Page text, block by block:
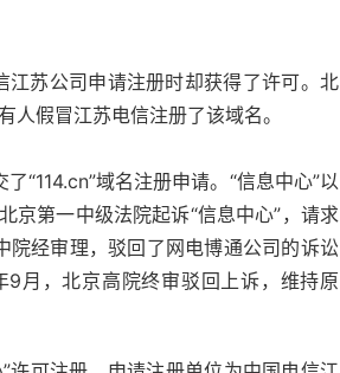
江苏公司申请注册时却获得了许可。北
假冒江苏电信注册了该域名。
“114.cn”域名注册申请。“信息中心”以
京第一中级法院起诉“信息中心”，请求
院经审理，驳回了网电博通公司的诉讼
月，北京高院终审驳回上诉，维持原